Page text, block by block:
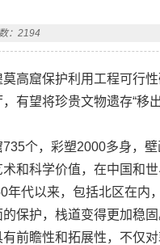
：2194
高窟保护利用工程可行
有望将珍贵文物遗存“移
个，彩塑2000多身，壁
和科学价值，在中国和
代以来，包括北区在内
保护，栈道变得更加稳
前瞻性和拓展性，不仅